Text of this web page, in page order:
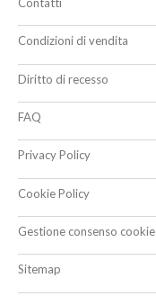
Condizioni di vendita
Diritto di recesso
FAQ
Privacy Policy
Cookie Policy
Gestione consenso cookie
Sitemap